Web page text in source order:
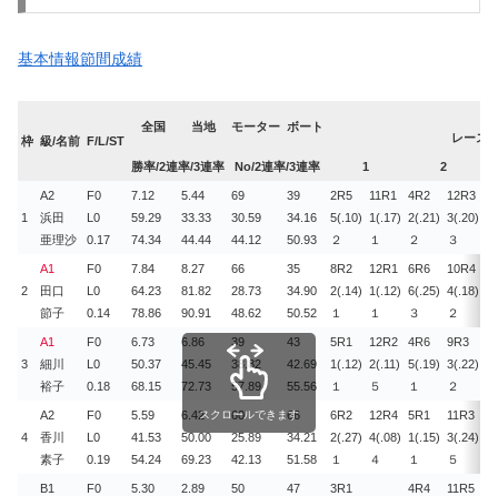
基本情報節間成績
枠 級/名前 F/L/ST
全国 当地 モーター ボート
レース
勝率/2連率/3連率 No/2連率/3連率 1 2
1
A2
浜田
亜理沙
F0
L0
0.17
7.12
59.29
74.34
5.44
33.33
44.44
69
30.59
44.12
39
34.16
50.93
2R5
5(.10)
２
11R1
1(.17)
１
4R2
2(.21)
２
12R3
3(.20)
３
2
A1
田口
節子
F0
L0
0.14
7.84
64.23
78.86
8.27
81.82
90.91
66
28.73
48.62
35
34.90
50.52
8R2
2(.14)
１
12R1
1(.12)
１
6R6
6(.25)
３
10R4
4(.18)
２
3
A1
細川
裕子
F0
L0
0.18
6.73
50.37
68.15
6.86
45.45
72.73
39
38.82
57.89
43
42.69
55.56
5R1
1(.12)
１
12R2
2(.11)
５
4R6
5(.19)
１
9R3
3(.22)
２
4
A2
香川
素子
F0
L0
0.19
5.59
41.53
54.24
6.42
50.00
69.23
60
25.89
42.13
66
34.21
51.58
6R2
2(.27)
１
12R4
4(.08)
４
5R1
1(.15)
１
11R3
3(.24)
５
B1
F0
5.30
2.89
50
47
3R1
4R4
11R5
スクロールできます